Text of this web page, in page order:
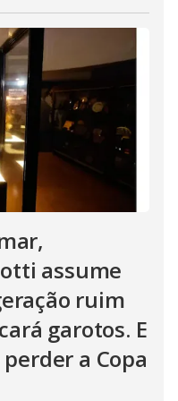
assume
ruim
garotos. E
a Copa